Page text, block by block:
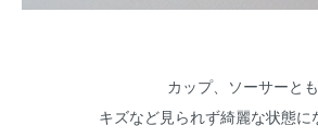
カップ、ソーサーとも
キズなど見られず綺麗な状態に